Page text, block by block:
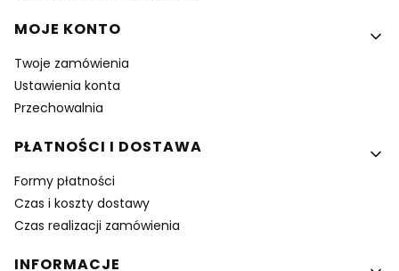
MOJE KONTO
Twoje zamówienia
Ustawienia konta
Przechowalnia
PŁATNOŚCI I DOSTAWA
Formy płatności
Czas i koszty dostawy
Czas realizacji zamówienia
INFORMACJE